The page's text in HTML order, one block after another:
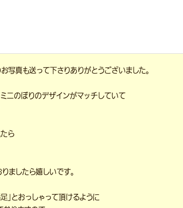
写真も送って下さりありがとうございました。
ニのぼりのデザインがマッチしていて
ら
ましたら嬉しいです。
」とおっしゃって頂けるように